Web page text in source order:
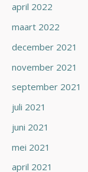
april 2022
maart 2022
december 2021
november 2021
september 2021
juli 2021
juni 2021
mei 2021
april 2021